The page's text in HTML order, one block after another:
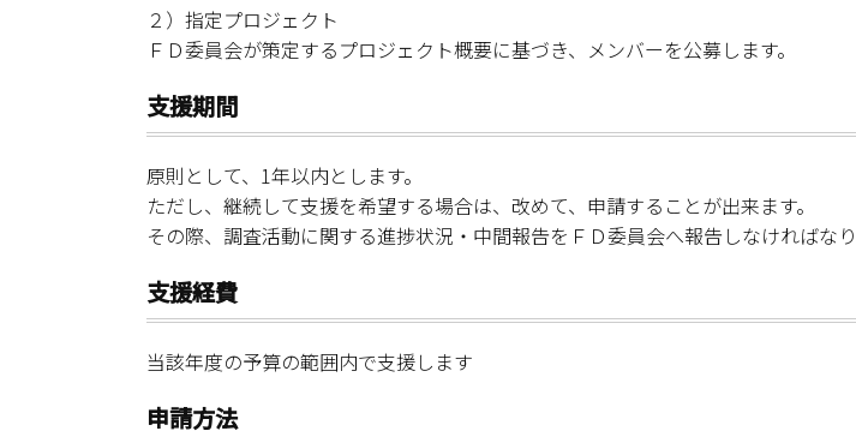
２）指定プロジェクト
ＦＤ委員会が策定するプロジェクト概要に基づき、メンバーを公募します。
支援期間
原則として、1年以内とします。
ただし、継続して支援を希望する場合は、改めて、申請することが出来ます。
その際、調査活動に関する進捗状況・中間報告をＦＤ委員会へ報告しなければなり
支援経費
当該年度の予算の範囲内で支援します
申請方法